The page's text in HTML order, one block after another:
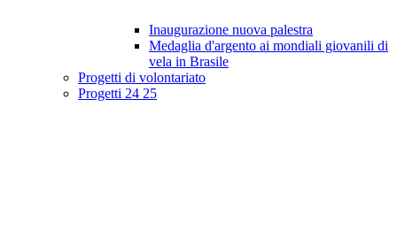
Inaugurazione nuova palestra
Medaglia d'argento ai mondiali giovanili di
vela in Brasile
Progetti di volontariato
Progetti 24 25